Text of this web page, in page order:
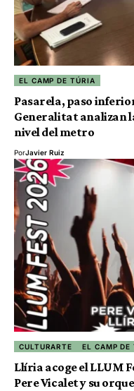
EL CAMP DE TÚRIA
Pasarela, paso
Generalitat analizan
nivel del metro
PorJavier Ruiz
CULTURARTE EL CAMP DE
Llíria acoge el LLUM
Pere Vicalet y su